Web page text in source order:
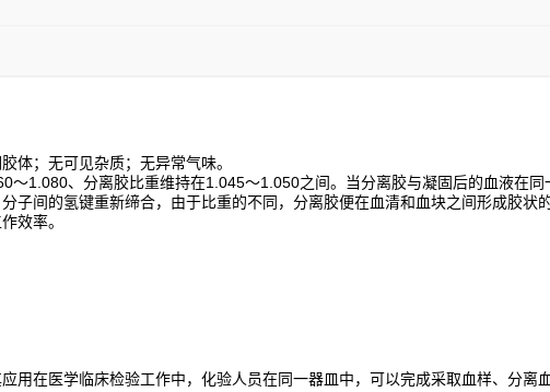
体；无可见杂质；无异常气味。
1.080、分离胶比重维持在1.045～1.050之间。当分离胶与凝固后的血液在
子间的氢键重新缔合，由于比重的不同，分离胶便在血清和血块之间形成胶状
效率。
用在医学临床检验工作中，化验人员在同一器皿中，可以完成采取血样、分离